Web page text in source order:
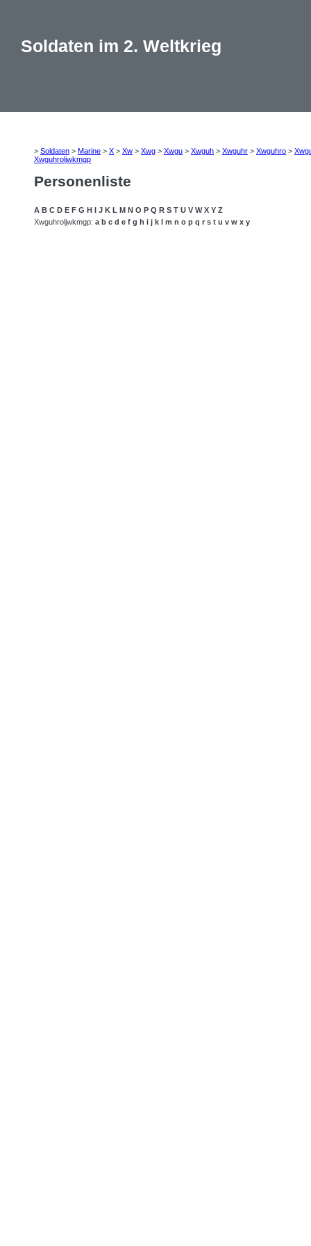
Soldaten im 2. Weltkrieg
> Soldaten > Marine > X > Xw > Xwg > Xwgu > Xwguh > Xwguhr > Xwguhro >
Xwguhroljwkmgp
Personenliste
A B C D E F G H I J K L M N O P Q R S T U V W X Y Z
Xwguhroljwkmgp: a b c d e f g h i j k l m n o p q r s t u v w x y